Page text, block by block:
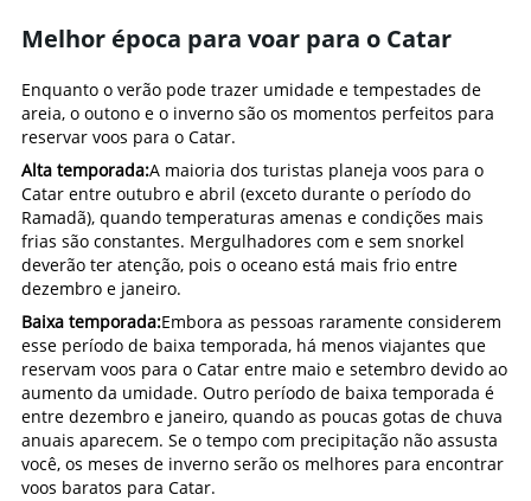
Melhor época para voar para o Catar
Enquanto o verão pode trazer umidade e tempestades de
areia, o outono e o inverno são os momentos perfeitos para
reservar voos para o Catar.
Alta temporada:A maioria dos turistas planeja voos para o
Catar entre outubro e abril (exceto durante o período do
Ramadã), quando temperaturas amenas e condições mais
frias são constantes. Mergulhadores com e sem snorkel
deverão ter atenção, pois o oceano está mais frio entre
dezembro e janeiro.
Baixa temporada:Embora as pessoas raramente considerem
esse período de baixa temporada, há menos viajantes que
reservam voos para o Catar entre maio e setembro devido ao
aumento da umidade. Outro período de baixa temporada é
entre dezembro e janeiro, quando as poucas gotas de chuva
anuais aparecem. Se o tempo com precipitação não assusta
você, os meses de inverno serão os melhores para encontrar
voos baratos para Catar.